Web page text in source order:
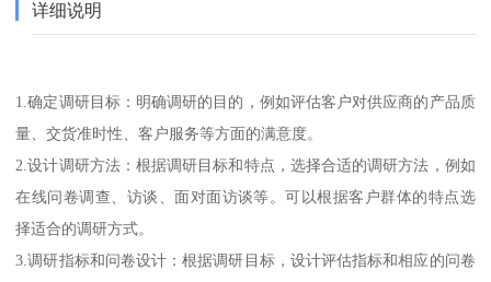
详细说明
1.确定调研目标：明确调研的目的，例如评估客户对供应商的产品质
量、交货准时性、客户服务等方面的满意度。
2.设计调研方法：根据调研目标和特点，选择合适的调研方法，例如
在线问卷调查、访谈、面对面访谈等。可以根据客户群体的特点选
择适合的调研方式。
3.调研指标和问卷设计：根据调研目标，设计评估指标和相应的问卷